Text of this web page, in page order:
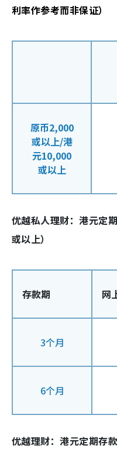
利率作参考而非保证）
原币2,000
或以上/港
元10,000
或以上
优越私人理财：港元定
或以上）
存款期 网
3个月
6个月
优越理财：港元定期存